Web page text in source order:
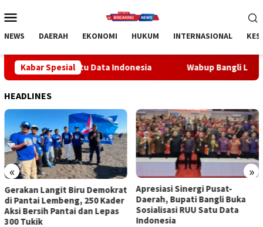
ke
Mobile
NEWS DAERAH EKONOMI HUKUM INTERNASIONAL
Kabar Spesial
Satu Data Indonesia Wabup Bangli Lepas Jalan Santai,
HEADLINES
« »
Apresiasi Sinergi Pusat-
Daerah, Bupati Bangli Buka
Sosialisasi RUU Satu Data
Indonesia
Wabup Bangli Lepas Jalan
Santai, Awali Rangkaian
Peringatan HUT ke-81
Kemerdekaan RI